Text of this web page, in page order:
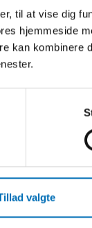
til at vise dig
hjemmeside
kan kombinere
valgte